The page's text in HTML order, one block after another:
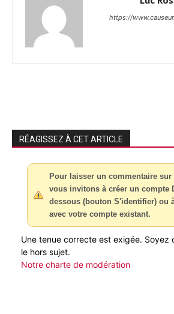
https://
RÉAGISSEZ À CET ARTICLE
Pour laisser un commentaire
vous invitons à créer un compte
dessous (bouton S'identifier) ou
avec votre compte existant.
Une tenue correcte est exigée. Soyez
le hors sujet.
Notre charte de modération